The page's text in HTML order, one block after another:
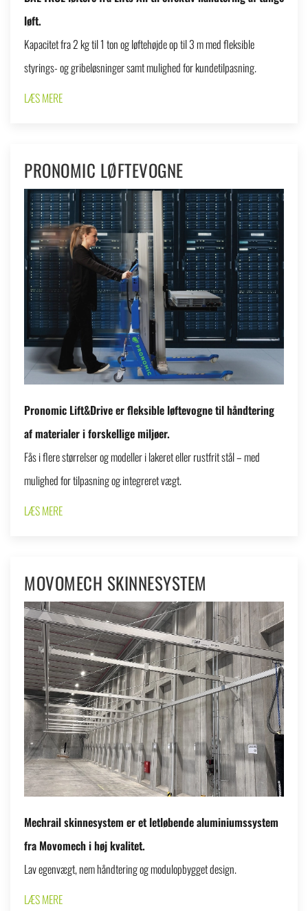
løft.
Kapacitet fra 2 kg til 1 ton og løftehøjde op til 3 m med fleksible
styrings- og gribeløsninger samt mulighed for kundetilpasning.
LÆS MERE
PRONOMIC LØFTEVOGNE
Pronomic Lift&Drive er fleksible løftevogne til håndtering
af materialer i forskellige miljøer.
Fås i flere størrelser og modeller i lakeret eller rustfrit stål – med
mulighed for tilpasning og integreret vægt.
LÆS MERE
MOVOMECH SKINNESYSTEM
Mechrail skinnesystem er et letløbende aluminiumssystem
fra Movomech i høj kvalitet.
Lav egenvægt, nem håndtering og modulopbygget design.
LÆS MERE